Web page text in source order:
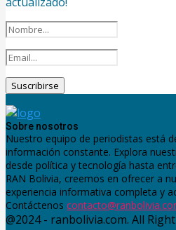
Sobre nosotros
Nuestro equipo de periodistas está
información constante. Explora
desde política y tecnología hasta
RAN Bolivia, creemos en ofrecer a
experiencia informativa completa y
Contáctenos
@2024 - ranbolivia.com. All